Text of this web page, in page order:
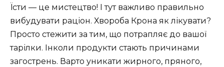
Їсти — це мистецтво! І тут важливо правильно
вибудувати раціон. Хвороба Крона як лікувати?
Просто стежити за тим, що потрапляє до вашої
тарілки. Інколи продукти стають причинами
загострень. Варто уникати жирного, пряного,